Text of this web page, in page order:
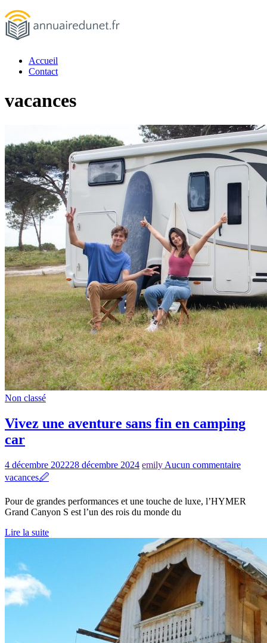
Passer
au
contenu
annuairedunet.fr
Accueil
Contact
vacances
Non classé
Vivez une aventure sans fin en camping
car
4 décembre 202228 décembre 2024 emily Aucun commentaire
vacances🖉
Pour de grandes performances et une touche de luxe, l’HYMER
Grand Canyon S est l’un des rois du monde du
Lire la suite